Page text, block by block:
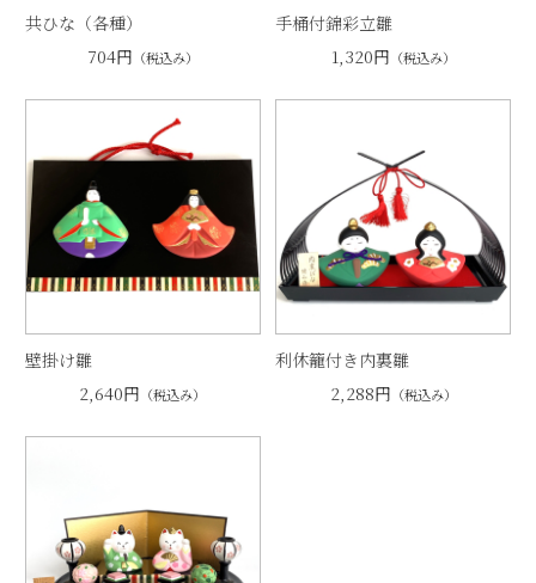
共ひな（各種）
704円 （税込み）
手桶付錦彩立雛
1,320円 （税込み）
壁掛け雛
2,640円 （税込み）
利休籠付き内裏雛
2,288円 （税込み）